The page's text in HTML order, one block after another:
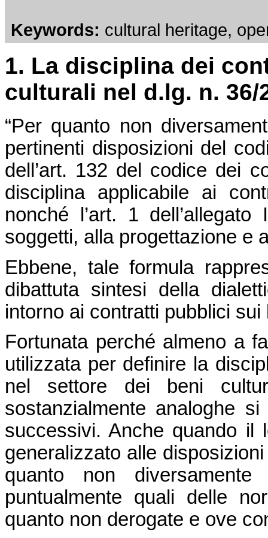
Keywords: cultural heritage,
1. La disciplina dei
culturali nel d.lg. n. 36/
“Per quanto non
pertinenti disposizioni del
dell’art. 132 del codice dei
disciplina applicabile ai
nonché l’art. 1
soggetti, alla progettazione e
Ebbene, tale formula
dibattuta sintesi della
intorno ai contratti pubblici sui
Fortunata perché almeno a
utilizzata per definire la
nel settore dei beni
sostanzialmente analoghe
successivi. Anche quando il
generalizzato alle
quanto non
puntualmente quali delle
quanto non derogate e ove